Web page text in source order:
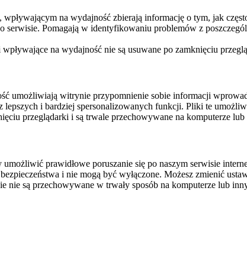
na wydajność zbierają informację o tym, jak
serwisie. Pomagają w identyfikowaniu problemów z
na wydajność nie są usuwane po zamknięciu
umożliwiają witrynie przypomnienie sobie informacji
lepszych i bardziej spersonalizowanych funkcji. Pliki te
przeglądarki i są trwale przechowywane na komputerze
prawidłowe poruszanie się po naszym serwisie
i nie mogą być wyłączone. Możesz zmienić
nie są przechowywane w trwały sposób na komputerze lub